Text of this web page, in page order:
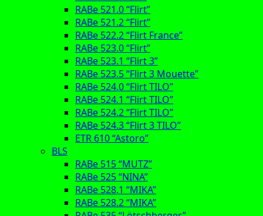
RABe 521.0 “Flirt”
RABe 521.2 “Flirt”
RABe 522.2 “Flirt France”
RABe 523.0 “Flirt”
RABe 523.1 “Flirt 3”
RABe 523.5 “Flirt 3 Mouette”
RABe 524.0 “Flirt TILO”
RABe 524.1 “Flirt TILO”
RABe 524.2 “Flirt TILO”
RABe 524.3 “Flirt 3 TILO”
ETR 610 “Astoro”
BLS
RABe 515 “MUTZ”
RABe 525 “NINA”
RABe 528.1 “MIKA”
RABe 528.2 “MIKA”